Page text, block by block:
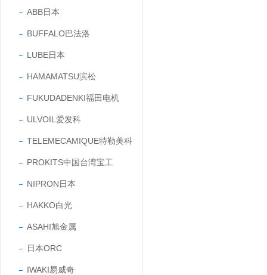
ABB日本
BUFFALO巴法洛
LUBE日本
HAMAMATSU滨松
FUKUDADENKI福田电机
ULVOIL爱发科
TELEMECAMIQUE特勒美科
PROKITS中国台湾宝工
NIPRON日本
HAKKO白光
ASAHI旭金属
日本ORC
IWAKI易威奇